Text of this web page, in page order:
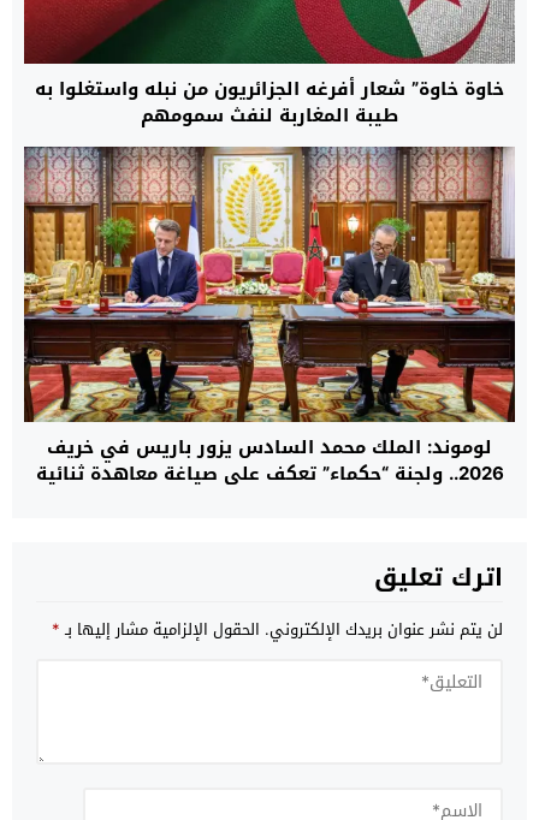
خاوة خاوة” شعار أفرغه الجزائريون من نبله واستغلوا به
طيبة المغاربة لنفث سمومهم
لوموند: الملك محمد السادس يزور باريس في خريف
2026.. ولجنة “حكماء” تعكف على صياغة معاهدة ثنائية
اترك تعليق
لن يتم نشر عنوان بريدك الإلكتروني. الحقول الإلزامية مشار إليها بـ*